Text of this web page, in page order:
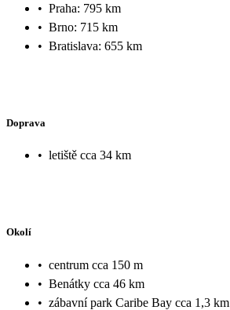
• Praha: 795 km
• Brno: 715 km
• Bratislava: 655 km
Doprava
• letiště cca 34 km
Okolí
• centrum cca 150 m
• Benátky cca 46 km
• zábavní park Caribe Bay cca 1,3 km